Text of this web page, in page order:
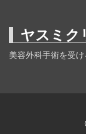
ヤスミク
美容外科手術を受